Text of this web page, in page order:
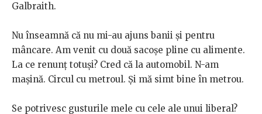
Galbraith.
Nu înseamnă că nu mi-au ajuns banii și pentru
mâncare. Am venit cu două sacoșe pline cu alimente.
La ce renunț totuși? Cred că la automobil. N-am
mașină. Circul cu metroul. Și mă simt bine în metrou.
Se potrivesc gusturile mele cu cele ale unui liberal?